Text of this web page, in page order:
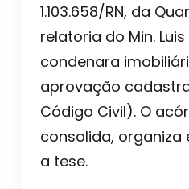
1.103.658/RN, da
relatoria do Min.
condenara
aprovação
Código Civil). O
consolida, organiza
a tese.